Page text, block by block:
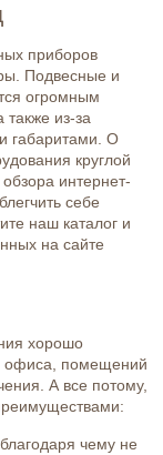
приборов
Подвесные и
огромным
из-за
габаритами. О
круглой
интернет-
себе
наш каталог и
на сайте
хорошо
офиса, помещений
А все потому,
чему не